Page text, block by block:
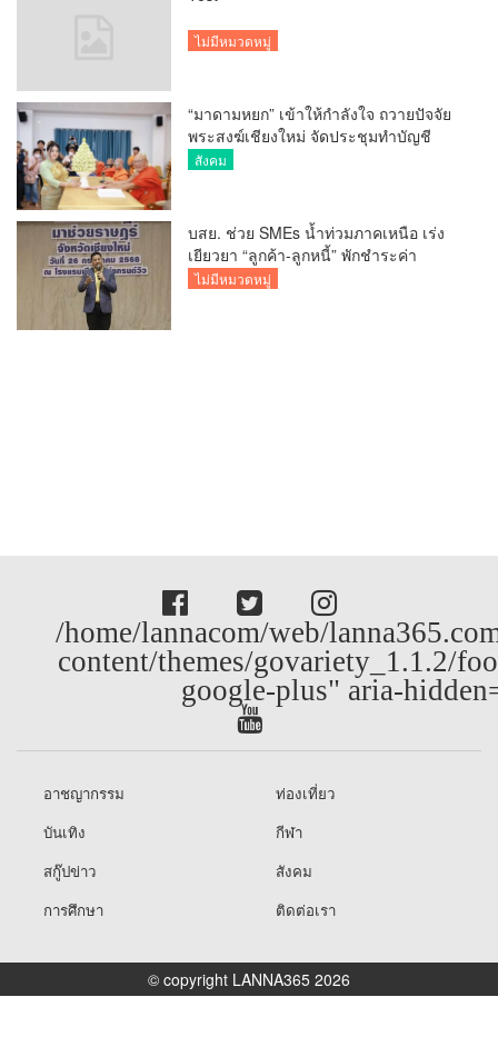
ไม่มีหมวดหมู่
“มาดามหยก” เข้าให้กำลังใจ ถวายปัจจัย
พระสงฆ์เชียงใหม่ จัดประชุมทำบัญชี
รายรับรายจ่ายของวัด กว่า 300 รูป ที่วัด
สังคม
บสย. ช่วย SMEs น้ำท่วมภาคเหนือ เร่ง
เยียวยา “ลูกค้า-ลูกหนี้” พักชำระค่า
ธรรมเนียม-ค่างวด
ไม่มีหมวดหมู่
/home/lannacom/web/
content/themes/govariety_1.1.2/
google-plus" aria-
อาชญากรรม
ท่องเที่ยว
บันเทิง
กีฬา
สกู๊ปข่าว
สังคม
การศึกษา
ติดต่อเรา
© copyright LANNA365 2026